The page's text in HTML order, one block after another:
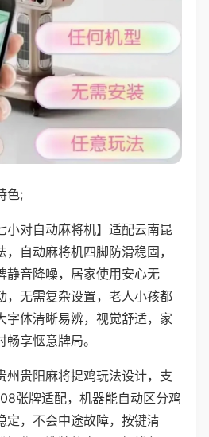
色;
小对自动麻将机】适配云南昆
自动麻将机四脚防滑稳固，
静音降噪，居家使用安心无
，无需复杂设置，老人小孩都
字体清晰易辨，视觉舒适，家
享惬意牌局。
州贵阳麻将捉鸡玩法设计，支
张牌适配，机器能自动区分鸡
定，不会中途故障，按键清